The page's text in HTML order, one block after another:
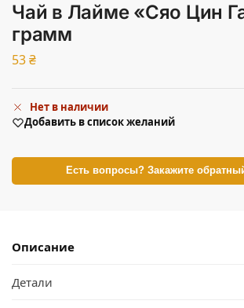
Чай в Лайме «Сяо Цин
грамм
53₴
Нет в наличии
Добавить в список желаний
Есть вопросы? Закажите
Описание
Детали